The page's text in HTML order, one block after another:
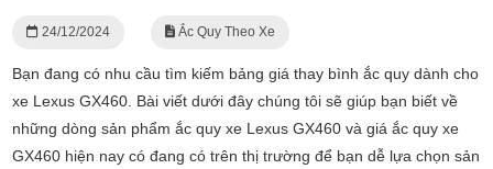
24/12/2024 Ắc Quy Theo Xe
Bạn đang có nhu cầu tìm kiếm bảng giá thay bình ắc quy dành cho
xe Lexus GX460. Bài viết dưới đây chúng tôi sẽ giúp bạn biết về
những dòng sản phẩm ắc quy xe Lexus GX460 và giá ắc quy xe
GX460 hiện nay có đang có trên thị trường để bạn dễ lựa chọn sản